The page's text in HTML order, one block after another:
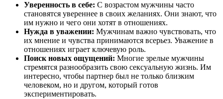
Уверенность в себе: С возрастом мужчины часто
становятся увереннее в своих желаниях. Они знают, что
им нужно и чего они хотят в отношениях.
Нужда в уважении: Мужчинам важно чувствовать, что
их мнение и чувства принимаются всерьез. Уважение в
отношениях играет ключевую роль.
Поиск новых ощущений: Многие зрелые мужчины
стремятся разнообразить свою сексуальную жизнь. Им
интересно, чтобы партнер был не только близким
человеком, но и другом, который готов
экспериментировать.